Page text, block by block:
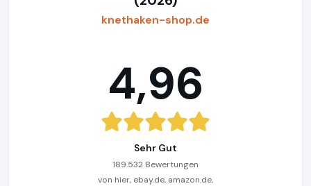
knethaken-shop.de
4,96
Sehr Gut
189.532 Bewertungen
von hier, ebay.de, amazon.de,